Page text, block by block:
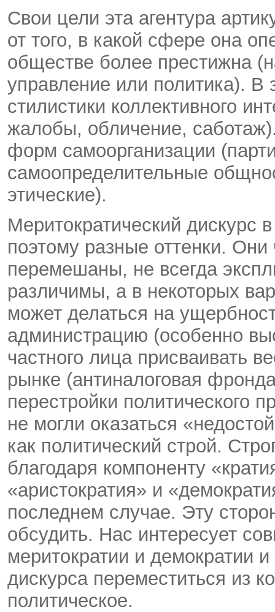
Свои цели эта агентура
от того, в какой сфере она
обществе более престижна
управление или политика). В
стилистики коллективного
жалобы, обличение,
форм самоорганизации
самоопределительные
этические).
Меритократический дискурс
поэтому разные оттенки.
перемешаны, не всегда
различимы, а в некоторых
может делаться на
администрацию (особенно
частного лица присваивать
рынке (антиналоговая
перестройки политического
не могли оказаться
как политический строй.
благодаря компоненту
«аристократия» и
последнем случае. Эту
обсудить. Нас интересует
меритократии и демократии
дискурса переместиться из
политическое.